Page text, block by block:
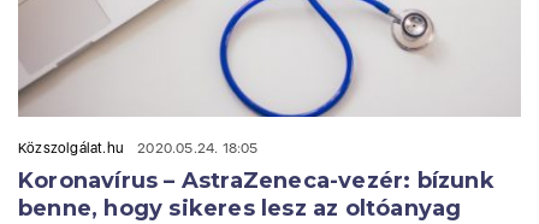
Közszolgálat.hu 2020.05.24. 18:05
Koronavírus – AstraZeneca-vezér: bízunk
benne, hogy sikeres lesz az oltóanyag